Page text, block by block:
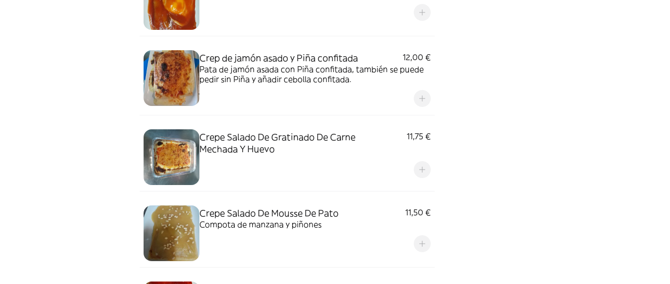
Crep de jamón asado y Piña confitada
12,00 €
Pata de jamón asada con Piña confitada, también se puede
pedir sin Piña y añadir cebolla confitada.
Crepe Salado De Gratinado De Carne
Mechada Y Huevo
11,75 €
Crepe Salado De Mousse De Pato
11,50 €
Compota de manzana y piñones